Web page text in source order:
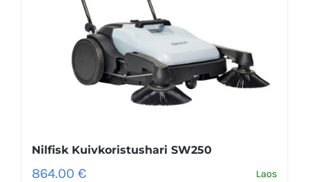
Nilfisk Kuivkoristushari SW250
864.00 € Laos